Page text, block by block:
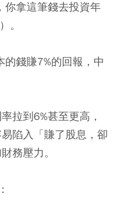
你拿這筆錢去投資年
。
錢賺7%的回報，中
拉到6%甚至更高，
陷入「賺了股息，卻
務壓力。